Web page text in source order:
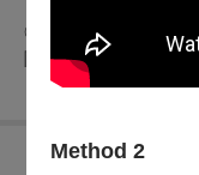
Method 2
◎身心障礙人士及陪
障礙手冊，陪同者與